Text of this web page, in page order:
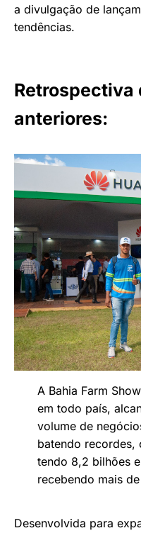
a divulgação de
tendências.
Retrospectiva
anteriores:
A Bahia Farm
em todo país,
volume de
batendo recordes,
tendo 8,2 bilhões
recebendo mais
Desenvolvida para